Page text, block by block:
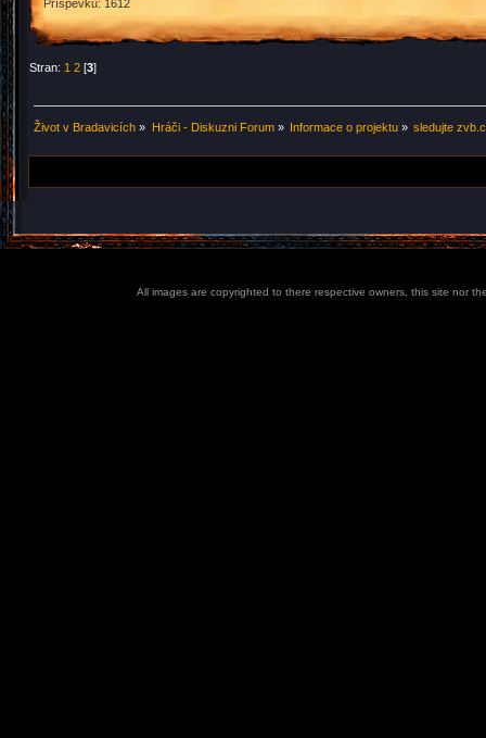
Příspěvků: 1612
Stran: 1 2 [3]
Život v Bradavicích » Hráči - Diskuzni Forum» Informace o projektu» sledujte
All images are copyrighted to there respective owners, this site nor